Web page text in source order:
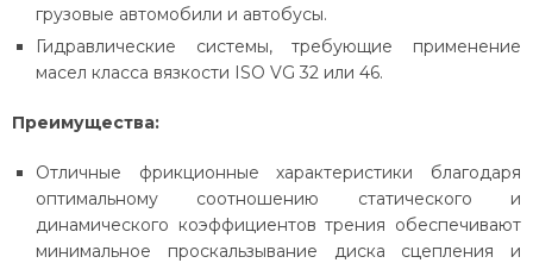
грузовые автомобили и автобусы.
Гидравлические системы, требующие применение
масел класса вязкости ISO VG 32 или 46.
Преимущества:
Отличные фрикционные характеристики благодаря
оптимальному соотношению статического и
динамического коэффициентов трения обеспечивают
минимальное проскальзывание диска сцепления и